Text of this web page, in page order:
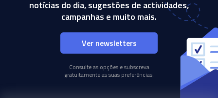
notícias do dia, sugestões de actividades,
campanhas e muito mais.
Ver newsletters
Consulte as opções e subscreva
gratuitamente as suas preferências.